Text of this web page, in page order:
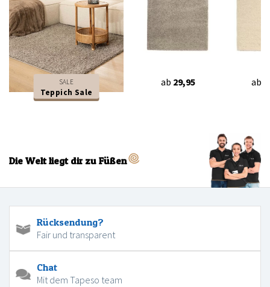
SALE
Teppich Sale
ab 29,95 ab
Die Welt liegt dir zu Füßen
Rücksendung?
Fair und transparent
Chat
Mit dem Tapeso team